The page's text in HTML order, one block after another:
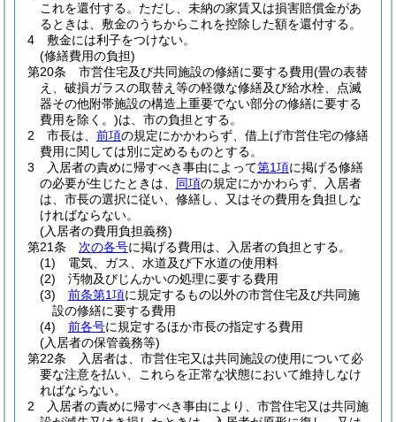
これを還付する。 ただし、未納の家賃又は損害賠償金があ
るときは、敷金のうちからこれを控除した額を還付する。
4
敷金には利子をつけない。
(修繕費用の負担)
第20条
市営住宅及び共同施設の修繕に要する費用(畳の表替
え、破損ガラスの取替え等の軽微な修繕及び給水栓、点滅
器その他附帯施設の構造上重要でない部分の修繕に要する
費用を除く。)は、市の負担とする。
2
市長は、 前項の規定にかかわらず、借上げ市営住宅の修繕
費用に関しては別に定めるものとする。
3
入居者の責めに帰すべき事由によって第1項に掲げる修繕
の必要が生じたときは、 同項の規定にかかわらず、入居者
は、市長の選択に従い、修繕し、又はその費用を負担しな
ければならない。
(入居者の費用負担義務)
第21条
次の各号に掲げる費用は、入居者の負担とする。
(1)
電気、ガス、水道及び下水道の使用料
(2)
汚物及びじんかいの処理に要する費用
(3)
前条第1項に規定するもの以外の市営住宅及び共同施
設の修繕に要する費用
(4)
前各号に規定するほか市長の指定する費用
(入居者の保管義務等)
第22条
入居者は、市営住宅又は共同施設の使用について必
要な注意を払い、これらを正常な状態において維持しなけ
ればならない。
2
入居者の責めに帰すべき事由により、市営住宅又は共同施